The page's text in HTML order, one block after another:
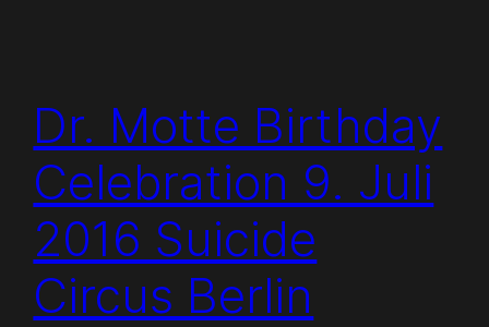
Dr. Motte Birthday
Celebration 9. Juli
2016 Suicide
Circus Berlin